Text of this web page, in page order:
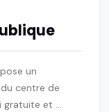
un
centre de
gratuite et ...